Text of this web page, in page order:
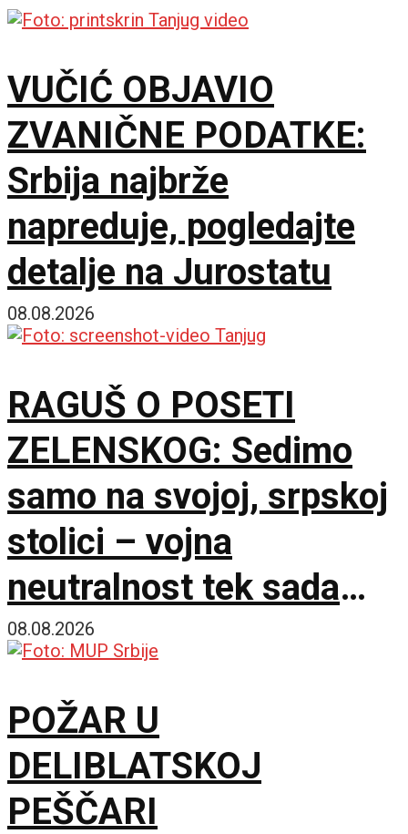
VUČIĆ OBJAVIO
ZVANIČNE PODATKE:
Srbija najbrže
napreduje, pogledajte
detalje na Jurostatu
08.08.2026
RAGUŠ O POSETI
ZELENSKOG: Sedimo
samo na svojoj, srpskoj
stolici – vojna
neutralnost tek sada
dobija na značaju
08.08.2026
POŽAR U
DELIBLATSKOJ
PEŠČARI